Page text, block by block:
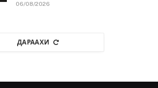
06/08/2026
ДАРААХИ